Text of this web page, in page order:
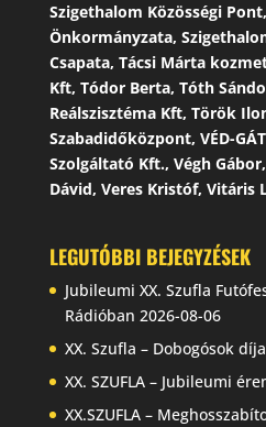
Szigethalom Közösségi
Önkormányzata,
Csapata, Tácsi Márta
Kft, Tódor Berta, Tóth
Reálszisztéma Kft, Török
Szabadidőközpont, VÉD-
Szolgáltató Kft., Végh
Dávid, Veres Kristóf, Vitáris
LEGUTÓBBI BEJEGYZÉSEK
Jubileumi XX. Szufla
Rádióban 2026-08-06
XX. Szufla – Dobogósok
XX. SZUFLA – Jubileumi
XX.SZUFLA –